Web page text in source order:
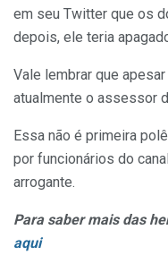
em seu Twitter que os
depois, ele teria
Vale lembrar que
atualmente o assessor
Essa não é primeira
por funcionários do
arrogante.
Para saber mais das
aqui